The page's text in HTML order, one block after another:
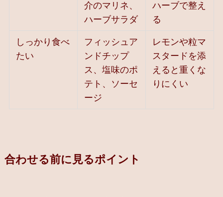
介のマリネ、
ハーブサラダ
ハーブで整え
る
しっかり食べ
たい
フィッシュア
ンドチップ
ス、塩味のポ
テト、ソーセ
ージ
レモンや粒マ
スタードを添
えると重くな
りにくい
合わせる前に見るポイント